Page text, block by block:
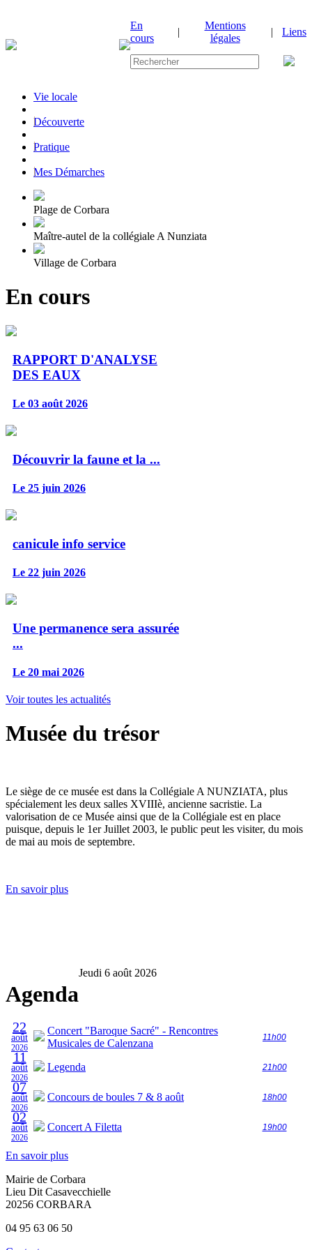
En
cours
|
Mentions
légales
| Liens
Vie locale
|Découverte
|Pratique
|Mes Démarches
Plage de Corbara
Maître-autel de la collégiale A Nunziata
Village de Corbara
En cours
RAPPORT D'ANALYSE
DES EAUX
Le 03 août 2026
Découvrir la faune et la ...
Le 25 juin 2026
canicule info service
Le 22 juin 2026
Une permanence sera assurée
...
Le 20 mai 2026
Voir toutes les actualités
Musée du trésor
Le siège de ce musée est dans la Collégiale A NUNZIATA, plus
spécialement les deux salles XVIIIè, ancienne sacristie. La
valorisation de ce Musée ainsi que de la Collégiale est en place
puisque, depuis le 1er Juillet 2003, le public peut les visiter, du mois
de mai au mois de septembre.
En savoir plus
Agenda
Jeudi 6 août 2026
22
août
2026
Concert "Baroque Sacré" - Rencontres
Musicales de Calenzana
11h00
11
août
2026
Legenda 21h00
07
août
2026
Concours de boules 7 & 8 août 18h00
02
août
2026
Concert A Filetta 19h00
En savoir plus
Mairie de Corbara
Lieu Dit Casavecchielle
20256 CORBARA
04 95 63 06 50